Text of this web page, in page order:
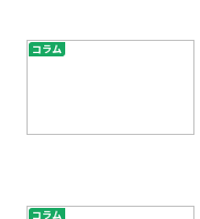
コラム
コラム